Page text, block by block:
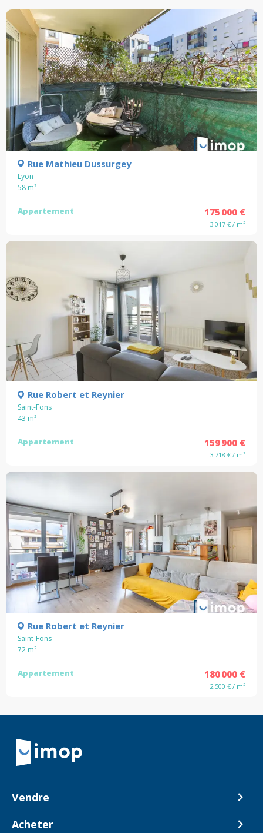
Rue Mathieu Dussurgey
Lyon
58 m²
Appartement 175 000 €
3 017 € / m²
Rue Robert et Reynier
Saint-Fons
43 m²
Appartement 159 900 €
3 718 € / m²
Rue Robert et Reynier
Saint-Fons
72 m²
Appartement 180 000 €
2 500 € / m²
Retour à la navigation principale
Vendre
Comment ça marche ?
Acheter